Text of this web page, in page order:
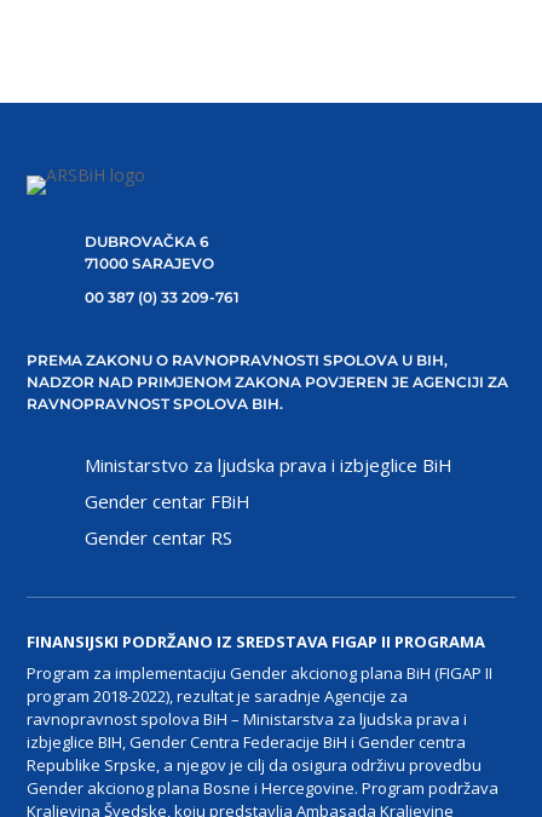
DUBROVAČKA 6
71000 SARAJEVO
00 387 (0) 33 209-761
PREMA ZAKONU O RAVNOPRAVNOSTI SPOLOVA U BIH,
NADZOR NAD PRIMJENOM ZAKONA POVJEREN JE AGENCIJI ZA
RAVNOPRAVNOST SPOLOVA BIH.
Ministarstvo za ljudska prava i izbjeglice BiH
Gender centar FBiH
Gender centar RS
FINANSIJSKI PODRŽANO IZ SREDSTAVA FIGAP II PROGRAMA
Program za implementaciju Gender akcionog plana BiH (FIGAP II
program 2018-2022), rezultat je saradnje Agencije za
ravnopravnost spolova BiH – Ministarstva za ljudska prava i
izbjeglice BIH, Gender Centra Federacije BiH i Gender centra
Republike Srpske, a njegov je cilj da osigura održivu provedbu
Gender akcionog plana Bosne i Hercegovine. Program podržava
Kraljevina Švedske, koju predstavlja Ambasada Kraljevine